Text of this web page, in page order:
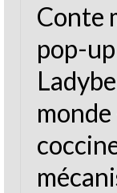
Conte
pop-